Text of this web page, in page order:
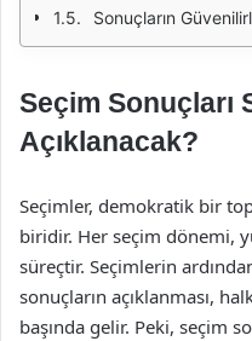
Sonuçların
Seçim Sonuçları
Açıklanacak?
Seçimler, demokratik bir
biridir. Her seçim dönemi,
süreçtir. Seçimlerin
sonuçların açıklanması,
başında gelir. Peki, seçim